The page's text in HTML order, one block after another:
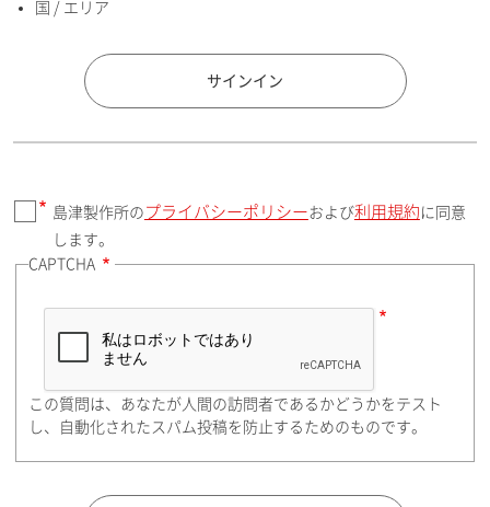
国 / エリア
郵便番号（勤務先）
住所検索
都道府県（勤務先）
国 / エリア
サインイン
島津製作所の プライバシーポリシー および利用規約 に同意
します。
CAPTCHA
この質問は、あなたが人間の訪問者であるかどうかをテスト
し、自動化されたスパム投稿を防止するためのものです。